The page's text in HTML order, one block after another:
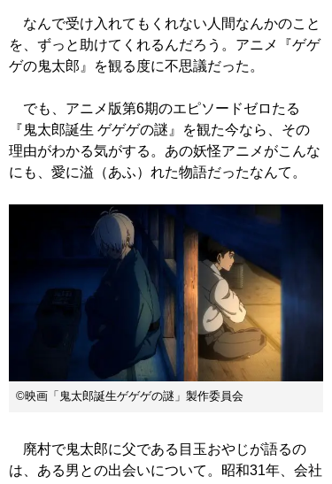
なんで受け入れてもくれない人間なんかのこと
を、ずっと助けてくれるんだろう。アニメ『ゲゲ
ゲの鬼太郎』を観る度に不思議だった。
でも、アニメ版第6期のエピソードゼロたる
『鬼太郎誕生 ゲゲゲの謎』を観た今なら、その
理由がわかる気がする。あの妖怪アニメがこんな
にも、愛に溢（あふ）れた物語だったなんて。
©映画「鬼太郎誕生ゲゲゲの謎」製作委員会
廃村で鬼太郎に父である目玉おやじが語るの
は、ある男との出会いについて。昭和31年、会社